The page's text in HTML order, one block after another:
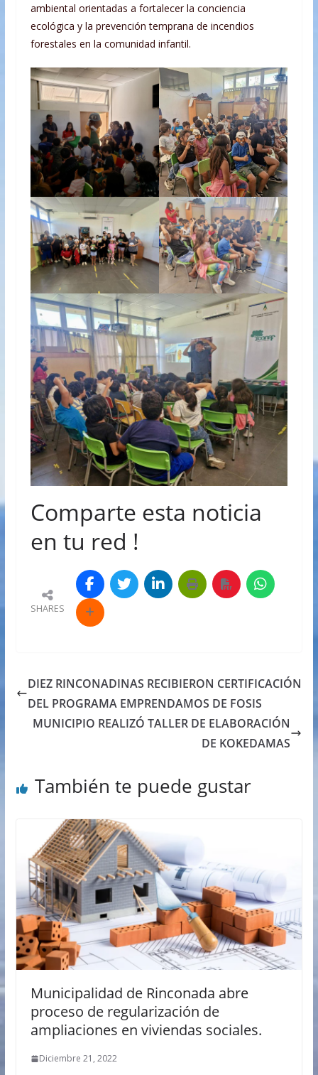
ambiental orientadas a fortalecer la conciencia
ecológica y la prevención temprana de incendios
forestales en la comunidad infantil.
Comparte esta noticia
en tu red !
SHARES
DIEZ RINCONADINAS RECIBIERON CERTIFICACIÓN
DEL PROGRAMA EMPRENDAMOS DE FOSIS
MUNICIPIO REALIZÓ TALLER DE ELABORACIÓN
DE KOKEDAMAS
También te puede gustar
Municipalidad de Rinconada abre
proceso de regularización de
ampliaciones en viviendas sociales.
Diciembre 21, 2022